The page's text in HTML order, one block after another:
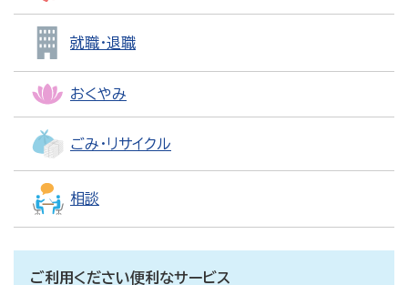
就職・退職
おくやみ
ごみ・リサイクル
相談
ご利用ください便利なサービス